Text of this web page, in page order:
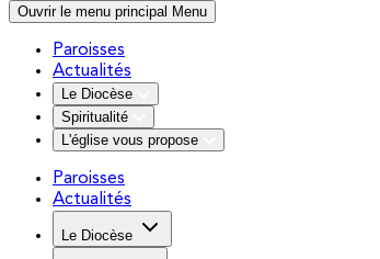
Ouvrir le menu principal Menu
Paroisses
Actualités
Le Diocèse
Spiritualité
L'église vous propose
Paroisses
Actualités
Le Diocèse